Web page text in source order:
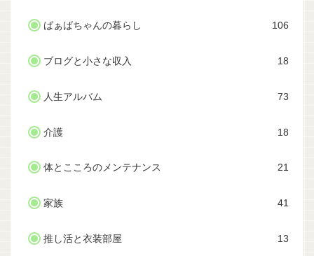
ばぁばちゃんの暮らし 106
ブログと小さな収入 18
人生アルバム 73
介護 18
体とこころのメンテナンス 21
家族 41
推し活と衣装部屋 13